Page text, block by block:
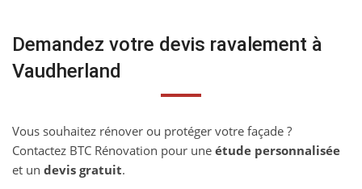
Demandez votre devis ravalement à
Vaudherland
Vous souhaitez rénover ou protéger votre façade ?
Contactez BTC Rénovation pour une étude personnalisée
et un devis gratuit.